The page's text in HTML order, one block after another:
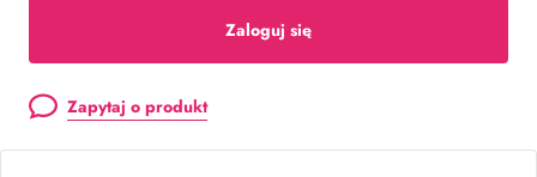
Zaloguj się
Zapytaj o produkt